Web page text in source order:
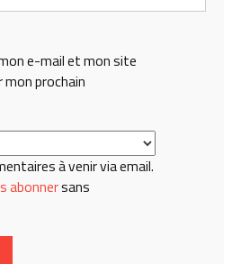
e-mail et mon site
prochain
à venir via email.
abonnersans